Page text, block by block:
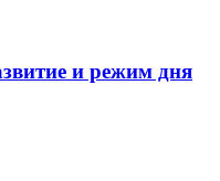
и режим дня